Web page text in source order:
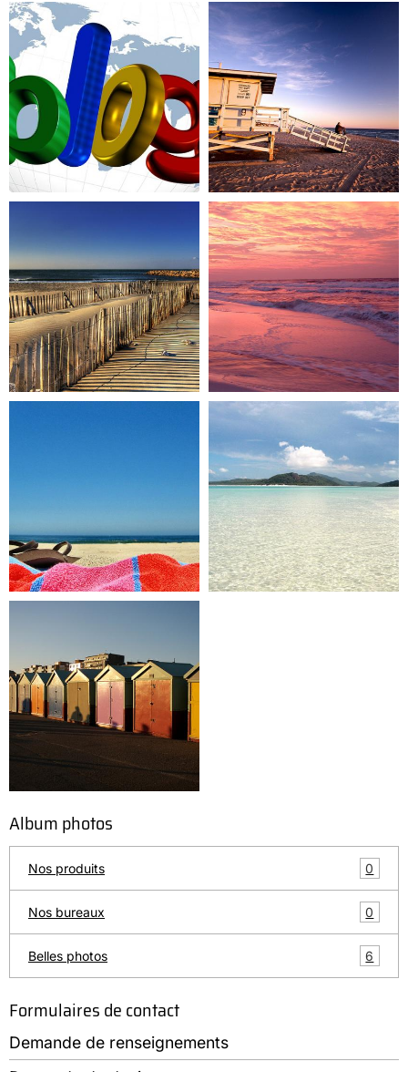
Album photos
Nos produits 0
Nos bureaux 0
Belles photos 6
Formulaires de contact
Demande de renseignements